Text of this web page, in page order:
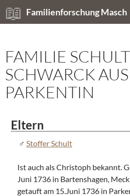
Zum
Inhalt
Familienforschung Masch
Suchen
FAMILIE
SCHWARCK AUS
PARKENTIN
Eltern
Stoffer Schult
Ist auch als Christoph bekannt.
Juni 1736 in Bartenshagen,
getauft am 15.Juni 1736 in